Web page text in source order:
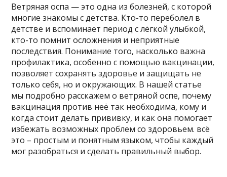
Ветряная оспа — это одна из болезней, с которой
многие знакомы с детства. Кто-то переболел в
детстве и вспоминает период с лёгкой улыбкой,
кто-то помнит осложнения и неприятные
последствия. Понимание того, насколько важна
профилактика, особенно с помощью вакцинации,
позволяет сохранять здоровье и защищать не
только себя, но и окружающих. В нашей статье
мы подробно расскажем о ветряной оспе, почему
вакцинация против неё так необходима, кому и
когда стоит делать прививку, и как она помогает
избежать возможных проблем со здоровьем. всё
это – простым и понятным языком, чтобы каждый
мог разобраться и сделать правильный выбор.